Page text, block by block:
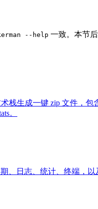
--help 一致。本节
栈生成一键 zip 文件，包
。
、日志、统计、终端，以